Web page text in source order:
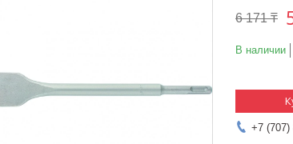
6 171 ₸
В наличии
+7 (707)